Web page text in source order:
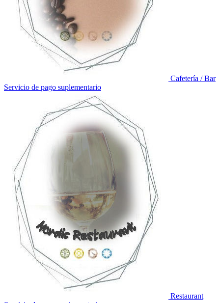
Cafetería / Bar
Servicio de pago suplementario
Restaurant